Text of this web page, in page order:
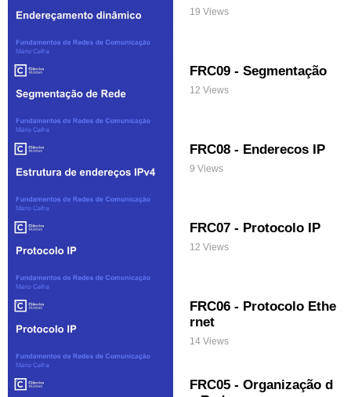
19 Views
FRC09 - Segmentação
12 Views
FRC08 - Enderecos IP
9 Views
FRC07 - Protocolo IP
12 Views
FRC06 - Protocolo Ethe
rnet
14 Views
FRC05 - Organização d